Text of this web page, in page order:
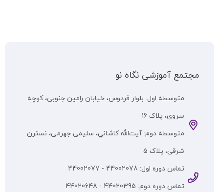
مجتمع آموزشی نگاه نو
متوسطه اول: بلوار فردوس، خیابان رامین جنوبی، کوچه
سروی، پلاک 16
متوسطه دوم: آيت‌الله كاشاني، سلیمی جهرمی، نسترن
شرقی، پلاک 5
تماس دوره اول: 44002078 - 44002077
تماس دوره دوم: 44020395 - 44020648